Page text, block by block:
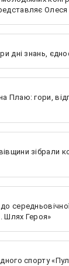
дні знань,
Плаю: гори,
зібрали
Шлях Героя»
спорту